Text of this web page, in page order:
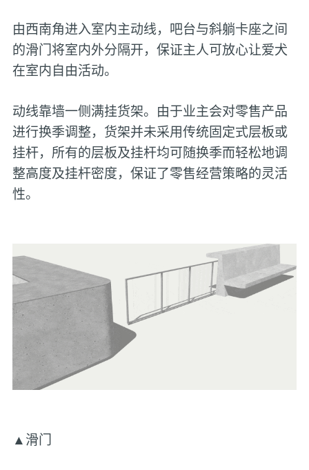
由西南角进入室内主动线，吧台与斜躺卡座之间
的滑门将室内外分隔开，保证主人可放心让爱犬
在室内自由活动。
动线靠墙一侧满挂货架。由于业主会对零售产品
进行换季调整，货架并未采用传统固定式层板或
挂杆，所有的层板及挂杆均可随换季而轻松地调
整高度及挂杆密度，保证了零售经营策略的灵活
性。
▲滑门